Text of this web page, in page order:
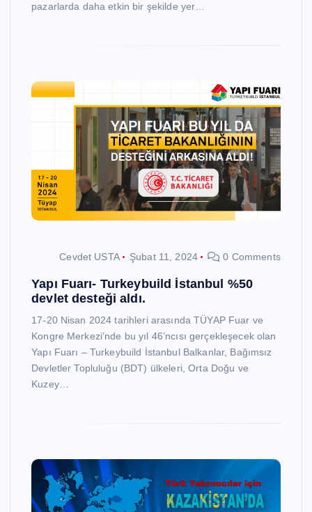
pazarlarda daha etkin bir şekilde yer…
Cevdet USTA Şubat 11, 2024 0 Comments
Yapı Fuarı- Turkeybuild İstanbul %50
devlet desteği aldı.
17-20 Nisan 2024 tarihleri arasında TÜYAP Fuar ve
Kongre Merkezi’nde bu yıl 46’ncısı gerçekleşecek olan
Yapı Fuarı – Turkeybuild İstanbul Balkanlar, Bağımsız
Devletler Topluluğu (BDT) ülkeleri, Orta Doğu ve
Kuzey…